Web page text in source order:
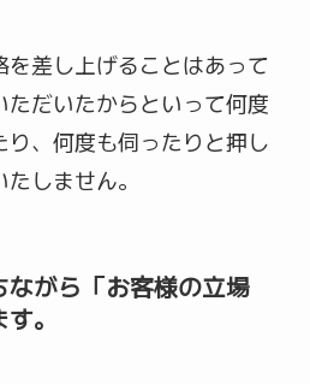
差し上げることはあって
だいたからといって何度
、何度も伺ったりと押し
しません。
がら「お客様の立場
。